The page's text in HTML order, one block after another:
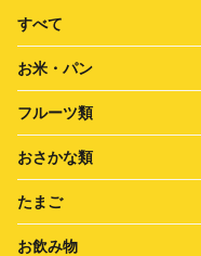
すべて
お米・パン
フルーツ類
おさかな類
たまご
お飲み物